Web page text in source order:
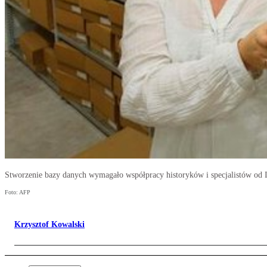
Stworzenie bazy danych wymagało współpracy historyków i specjalistów od
Foto: AFP
Krzysztof Kowalski